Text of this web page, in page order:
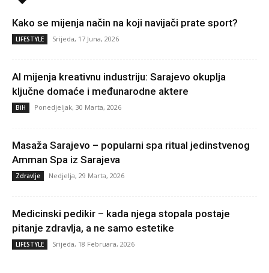
Kako se mijenja način na koji navijači prate sport?
LIFESTYLE Srijeda, 17 Juna, 2026
AI mijenja kreativnu industriju: Sarajevo okuplja
ključne domaće i međunarodne aktere
BiH Ponedjeljak, 30 Marta, 2026
Masaža Sarajevo – popularni spa ritual jedinstvenog
Amman Spa iz Sarajeva
Zdravlje Nedjelja, 29 Marta, 2026
Medicinski pedikir – kada njega stopala postaje
pitanje zdravlja, a ne samo estetike
LIFESTYLE Srijeda, 18 Februara, 2026